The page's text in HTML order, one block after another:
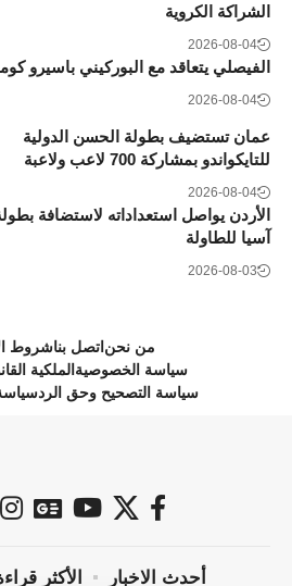
الشراكة الكروية
2026-08-04
الفيصلي يتعاقد مع البوركيني باسيرو
2026-08-04
عمان تستضيف بطولة الحسن الدولية
للتايكواندو بمشاركة 700 لاعب ولاعبة
2026-08-04
الأردن يواصل استعداداته لاستضافة
آسيا للطاولة
2026-08-03
من نحن اتصل بناشروط
سياسة الخصوصية الملكية
سياسة التصحيح وحق الرد
أحدث الاخبار الأكثر